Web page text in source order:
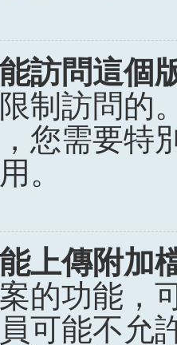
訪問這個
制訪問的
您需要特
。
上傳附加
案的功能
可能不允